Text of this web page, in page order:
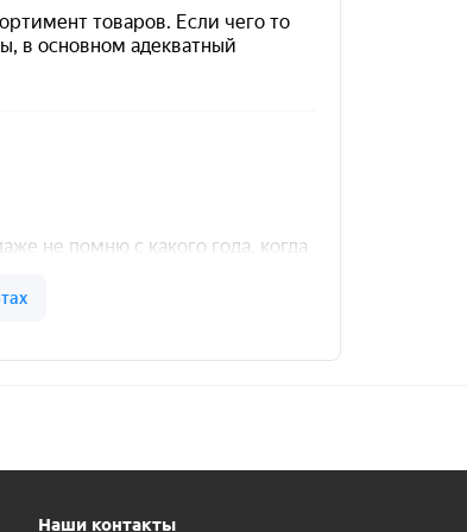
Наши контакты